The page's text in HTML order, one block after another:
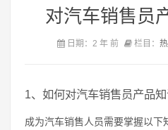
对汽车销售员
日期：2 年 前 栏目：
1、如何对汽车销售员产品知
成为汽车销售人员需要掌握以下